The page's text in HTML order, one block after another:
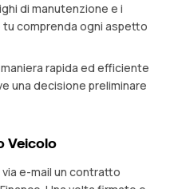
di manutenzione e i
comprenda ogni aspetto
rapida ed efficiente
una decisione preliminare
Veicolo
e-mail un contratto